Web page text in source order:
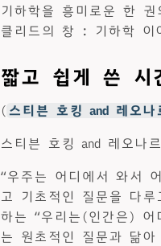
기하학을 흥미로운 한
클리드의 창 : 기하학 이
짧고 쉽게 쓴 시
( 스티븐 호킹 and 레오
스티븐 호킹 and 레오나
“우주는 어디에서 와서
고 기초적인 질문을 다
하는 “우리는(인간은) 어
는 원초적인 질문과 닮